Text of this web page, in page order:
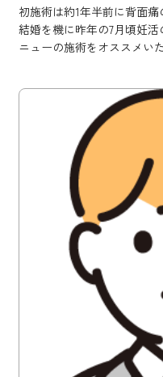
初施術は約1年半前に背面痛
結婚を機に昨年の7月頃妊
ニューの施術をオススメい